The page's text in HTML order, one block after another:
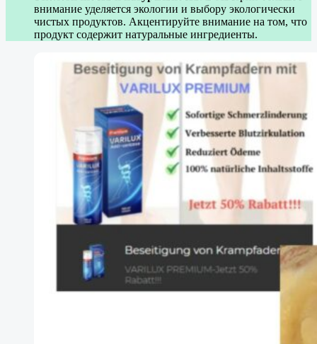
внимание уделяется экологии и выбору экологически
чистых продуктов. Акцентируйте внимание на том, что
продукт содержит натуральные ингредиенты.